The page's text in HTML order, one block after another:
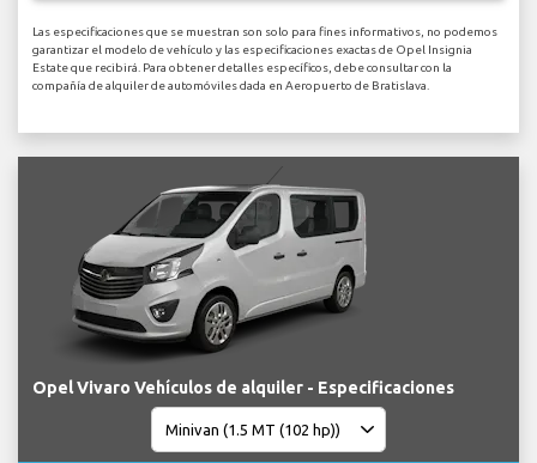
Las especificaciones que se muestran son solo para fines informativos, no podemos
garantizar el modelo de vehículo y las especificaciones exactas de Opel Insignia
Estate que recibirá. Para obtener detalles específicos, debe consultar con la
compañía de alquiler de automóviles dada en Aeropuerto de Bratislava.
Opel Vivaro Vehículos de alquiler - Especificaciones